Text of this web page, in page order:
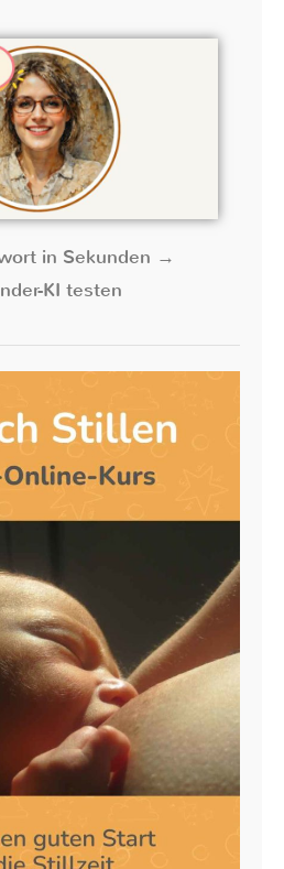
in Sekunden →
KI testen